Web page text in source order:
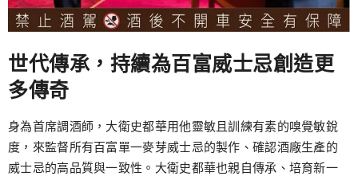
世代傳承，持續為百富威士忌創造更
多傳奇
身為首席調酒師，大衛史都華用他靈敏且訓練有素的嗅覺敏銳
度，來監督所有百富單一麥芽威士忌的製作、確認酒廠生產的
威士忌的高品質與一致性。大衛史都華也親自傳承、培育新一